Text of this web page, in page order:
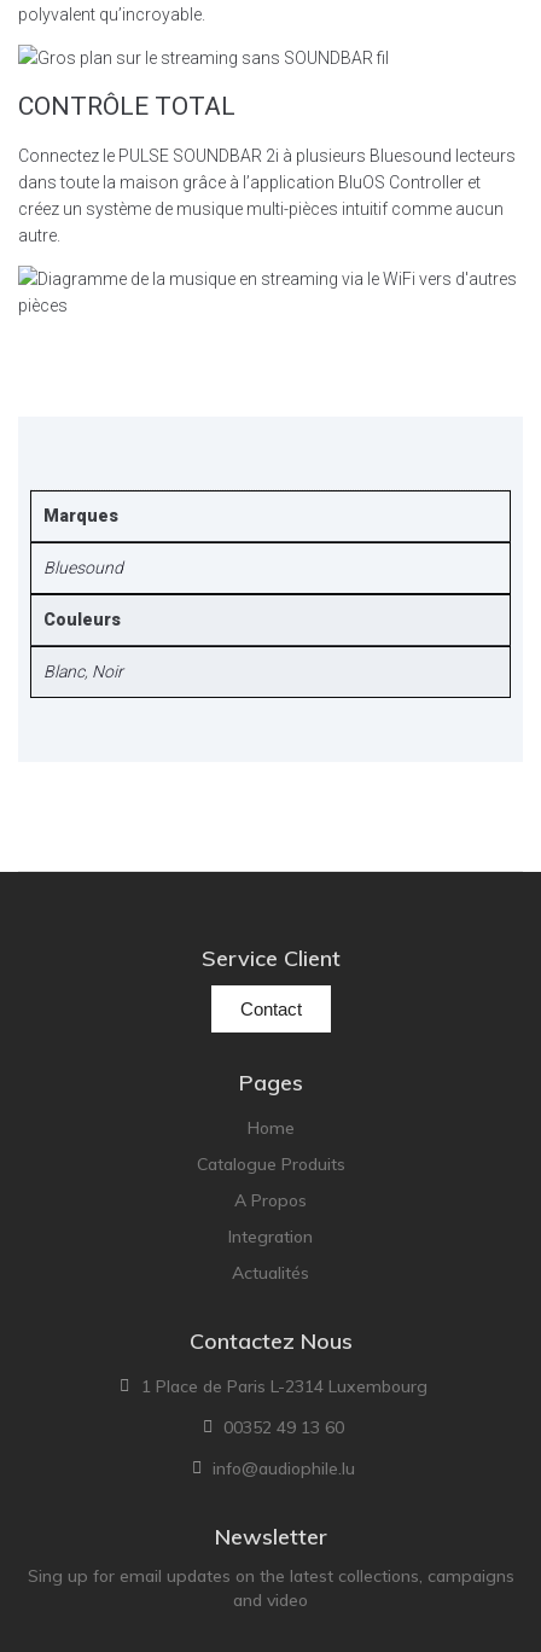
polyvalent qu’incroyable.
CONTRÔLE TOTAL
Connectez le PULSE SOUNDBAR 2i à plusieurs Bluesound lecteurs
dans toute la maison grâce à l’application BluOS Controller et
créez un système de musique multi-pièces intuitif comme aucun
autre.
Marques
Bluesound
Couleurs
Blanc, Noir
Service Client
Contact
Pages
Home
Catalogue Produits
A Propos
Integration
Actualités
Contactez Nous
1 Place de Paris L-2314 Luxembourg
00352 49 13 60
info@audiophile.lu
Newsletter
Sing up for email updates on the latest collections, campaigns
and video